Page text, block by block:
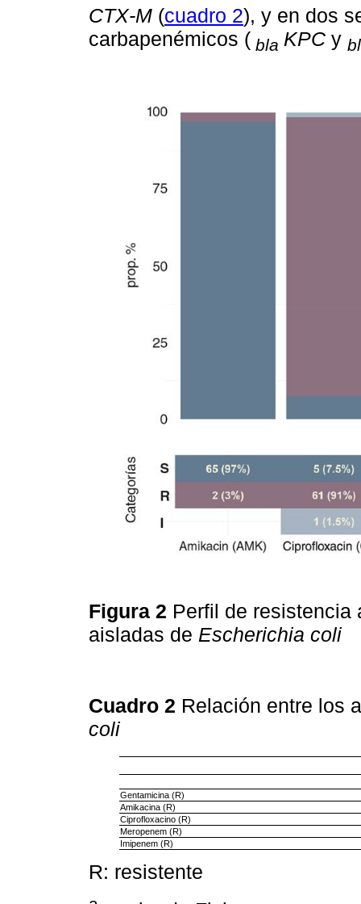
CTX-M (cuadro 2), y en dos
carbapenémicos ( bla KPC y
Figura 2 Perfil de resistencia
aisladas de Escherichia coli
Cuadro 2 Relación entre los
coli
Gentamicina (R)
Amikacina (R)
Ciprofloxacino (R)
Meropenem (R)
Imipenem (R)
R: resistente